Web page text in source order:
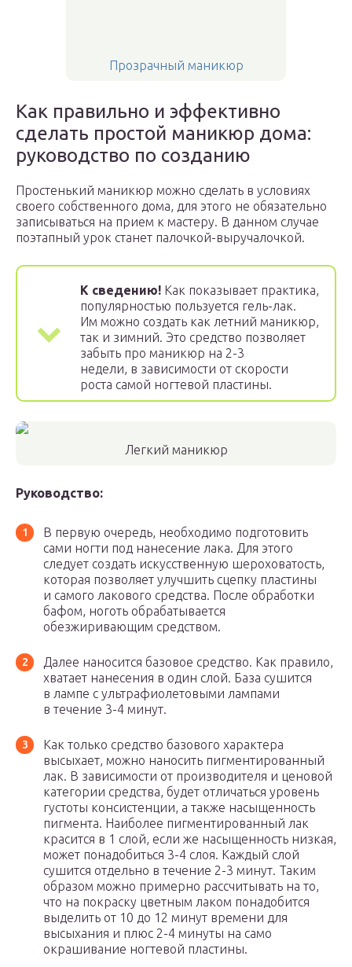
Прозрачный маникюр
Как правильно и эффективно
сделать простой маникюр дома:
руководство по созданию
Простенький маникюр можно сделать в условиях
своего собственного дома, для этого не обязательно
записываться на прием к мастеру. В данном случае
поэтапный урок станет палочкой-выручалочкой.
К сведению! Как показывает практика,
популярностью пользуется гель-лак.
Им можно создать как летний маникюр,
так и зимний. Это средство позволяет
забыть про маникюр на 2-3
недели, в зависимости от скорости
роста самой ногтевой пластины.
Легкий маникюр
Руководство:
В первую очередь, необходимо подготовить
сами ногти под нанесение лака. Для этого
следует создать искусственную шероховатость,
которая позволяет улучшить сцепку пластины
и самого лакового средства. После обработки
бафом, ноготь обрабатывается
обезжиривающим средством.
Далее наносится базовое средство. Как правило,
хватает нанесения в один слой. База сушится
в лампе с ультрафиолетовыми лампами
в течение 3-4 минут.
Как только средство базового характера
высыхает, можно наносить пигментированный
лак. В зависимости от производителя и ценовой
категории средства, будет отличаться уровень
густоты консистенции, а также насыщенность
пигмента. Наиболее пигментированный лак
красится в 1 слой, если же насыщенность низкая,
может понадобиться 3-4 слоя. Каждый слой
сушится отдельно в течение 2-3 минут. Таким
образом можно примерно рассчитывать на то,
что на покраску цветным лаком понадобится
выделить от 10 до 12 минут времени для
высыхания и плюс 2-4 минуты на само
окрашивание ногтевой пластины.